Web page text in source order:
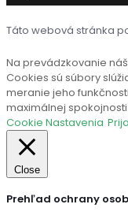
Táto webová stránka
Na prevádzkovanie
Cookies sú súbory
meranie jeho
maximálnej
Cookie Nastavenia
Close
Prehľad ochrany